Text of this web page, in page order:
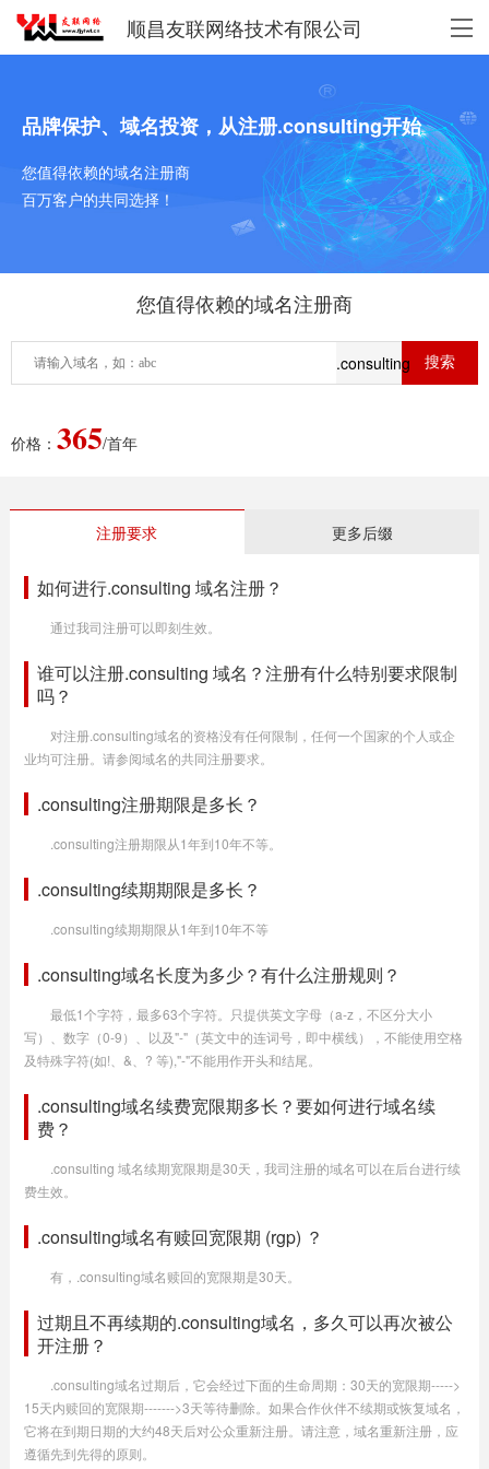
顺昌友联网络技术有限公司
品牌保护、域名投资，从注册.consulting开始
您值得依赖的域名注册商
百万客户的共同选择！
您值得依赖的域名注册商
.consulting
价格： 365/首年
注册要求 更多后缀
如何进行.consulting 域名注册？
通过我司注册可以即刻生效。
谁可以注册.consulting 域名？注册有什么特别要求限制
吗？
对注册.consulting域名的资格没有任何限制，任何一个国家的个人或企
业均可注册。请参阅域名的共同注册要求。
.consulting注册期限是多长？
.consulting注册期限从1年到10年不等。
.consulting续期期限是多长？
.consulting续期期限从1年到10年不等
.consulting域名长度为多少？有什么注册规则？
最低1个字符，最多63个字符。只提供英文字母（a-z，不区分大小
写）、数字（0-9）、以及"-"（英文中的连词号，即中横线），不能使用空格
及特殊字符(如!、&、? 等),"-"不能用作开头和结尾。
.consulting域名续费宽限期多长？要如何进行域名续
费？
.consulting 域名续期宽限期是30天，我司注册的域名可以在后台进行续
费生效。
.consulting域名有赎回宽限期 (rgp) ？
有，.consulting域名赎回的宽限期是30天。
过期且不再续期的.consulting域名，多久可以再次被公
开注册？
.consulting域名过期后，它会经过下面的生命周期：30天的宽限期----->
15天内赎回的宽限期------->3天等待删除。如果合作伙伴不续期或恢复域名，
它将在到期日期的大约48天后对公众重新注册。请注意，域名重新注册，应
遵循先到先得的原则。